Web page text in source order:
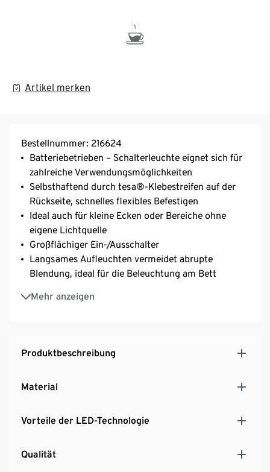
Artikel merken
Bestellnummer: 216624
Batteriebetrieben – Schalterleuchte eignet sich für
zahlreiche Verwendungsmöglichkeiten
Selbsthaftend durch tesa®-Klebestreifen auf der
Rückseite, schnelles flexibles Befestigen
Ideal auch für kleine Ecken oder Bereiche ohne
eigene Lichtquelle
Großflächiger Ein-/Ausschalter
Langsames Aufleuchten vermeidet abrupte
Blendung, ideal für die Beleuchtung am Bett
Mehr anzeigen
Inkl. Batterien
Produktbeschreibung
Material
Vorteile der LED-Technologie
Qualität